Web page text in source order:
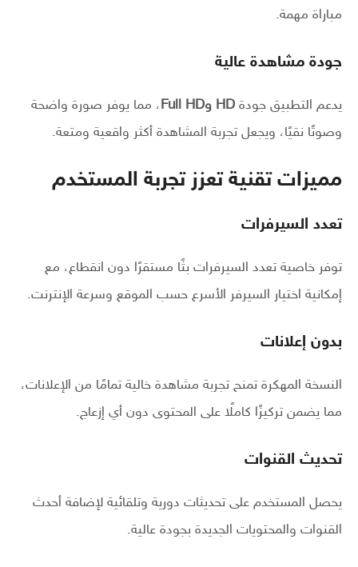
مباراة مهمة.
جودة مشاهدة عالية
يدعم التطبيق جودة HD وFull HD
، مما يوفر صورة واضحة
وصوتًا نقيًا، ويجعل تجربة المشاهدة أكثر واقعية ومتعة.
مميزات تقنية تعزز تجربة المستخدم
تعدد السيرفرات
توفر خاصية تعدد السيرفرات بثًا مستقرًا دون انقطاع، مع
إمكانية اختيار السيرفر الأسرع حسب الموقع وسرعة الإنترنت.
بدون إعلانات
النسخة المهكرة تمنح تجربة مشاهدة خالية تمامًا من الإعلانات،
مما يضمن تركيزًا كاملًا على المحتوى دون أي إزعاج.
تحديث القنوات
يحصل المستخدم على تحديثات دورية وتلقائية لإضافة أحدث
القنوات والمحتويات الجديدة بجودة عالية.